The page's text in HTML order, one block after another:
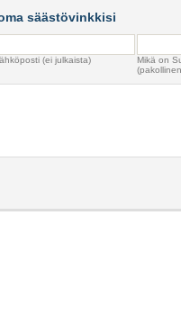
säästövinkkisi
(ei julkaista)
Mikä on